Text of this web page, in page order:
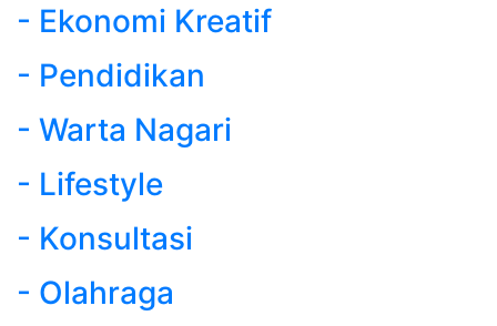
- Ekonomi Kreatif
- Pendidikan
- Warta Nagari
- Lifestyle
- Konsultasi
- Olahraga